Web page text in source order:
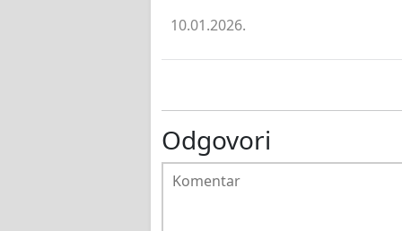
10.01.2026.
Odgovori